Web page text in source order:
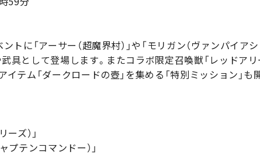
に「アーサー（超魔界村）」や「モリガン（ヴァンパイア
として登場します。またコラボ限定召喚獣「レッドアリ
テム「ダークロードの壺」を集める「特別ミッション」も
ズ）」
プテンコマンドー）」